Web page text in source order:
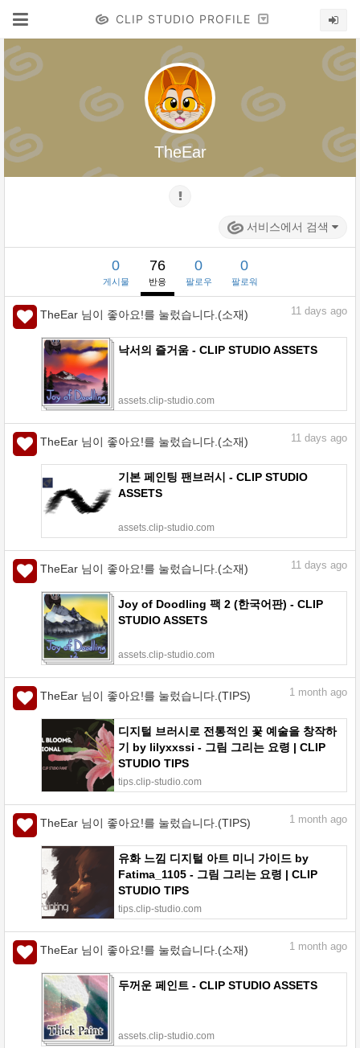
CLIP STUDIO PROFILE
TheEar
서비스에서 검색
0
게시물
76
반응
0
팔로우
0
팔로워
TheEar 님이 좋아요!를 눌렀습니다.(소재) 11 days ago
낙서의 즐거움 - CLIP STUDIO ASSETS
assets.clip-studio.com
TheEar 님이 좋아요!를 눌렀습니다.(소재) 11 days ago
기본 페인팅 팬브러시 - CLIP STUDIO
ASSETS
assets.clip-studio.com
TheEar 님이 좋아요!를 눌렀습니다.(소재) 11 days ago
Joy of Doodling 팩 2 (한국어판) - CLIP
STUDIO ASSETS
assets.clip-studio.com
TheEar 님이 좋아요!를 눌렀습니다.(TIPS) 1 month ago
디지털 브러시로 전통적인 꽃 예술을 창작하
기 by lilyxxssi - 그림 그리는 요령 | CLIP
STUDIO TIPS
tips.clip-studio.com
TheEar 님이 좋아요!를 눌렀습니다.(TIPS) 1 month ago
유화 느낌 디지털 아트 미니 가이드 by
Fatima_1105 - 그림 그리는 요령 | CLIP
STUDIO TIPS
tips.clip-studio.com
TheEar 님이 좋아요!를 눌렀습니다.(소재) 1 month ago
두꺼운 페인트 - CLIP STUDIO ASSETS
assets.clip-studio.com